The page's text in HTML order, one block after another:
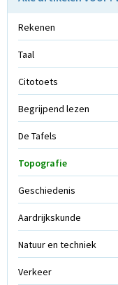
Rekenen
Taal
Citotoets
Begrijpend lezen
De Tafels
Topografie
Geschiedenis
Aardrijkskunde
Natuur en techniek
Verkeer